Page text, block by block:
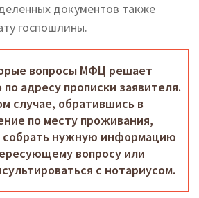
документов также
госпошлины.
вопросы МФЦ решает
по адресу прописки заявителя.
случае, обратившись в
по месту проживания,
нужную информацию
вопросу или
с нотариусом.